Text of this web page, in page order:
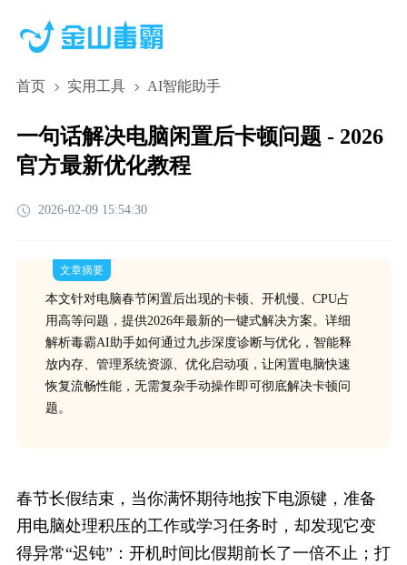
首页 实用工具 AI智能助手
一句话解决电脑闲置后卡顿问题 - 2026
官方最新优化教程
2026-02-09 15:54:30
文章摘要
本文针对电脑春节闲置后出现的卡顿、开机慢、CPU占
用高等问题，提供2026年最新的一键式解决方案。详细
解析毒霸AI助手如何通过九步深度诊断与优化，智能释
放内存、管理系统资源、优化启动项，让闲置电脑快速
恢复流畅性能，无需复杂手动操作即可彻底解决卡顿问
题。
春节长假结束，当你满怀期待地按下电源键，准备
用电脑处理积压的工作或学习任务时，却发现它变
得异常“迟钝”：开机时间比假期前长了一倍不止；打